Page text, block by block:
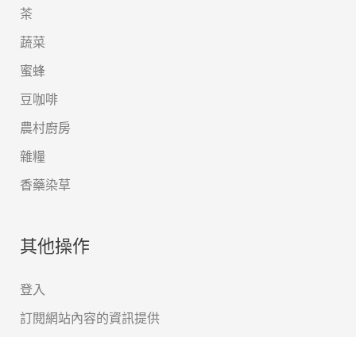
茶
蔬菜
蜜蜂
豆咖啡
農村廚房
雜糧
香藥染草
其他操作
登入
訂閱網站內容的資訊提供